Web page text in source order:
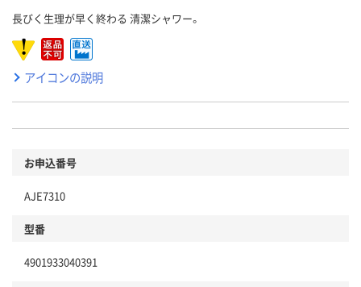
長びく生理が早く終わる 清潔シャワー。
アイコンの説明
お申込番号
AJE7310
型番
4901933040391